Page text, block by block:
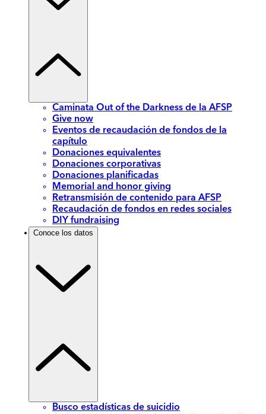
Caminata Out of the Darkness de la AFSP
Give now
Eventos de recaudación de fondos de la
capítulo
Donaciones equivalentes
Donaciones corporativas
Donaciones planificadas
Memorial and honor giving
Retransmisión de contenido para AFSP
Recaudación de fondos en redes sociales
DIY fundraising
Conoce los datos
Busco estadísticas de suicidio